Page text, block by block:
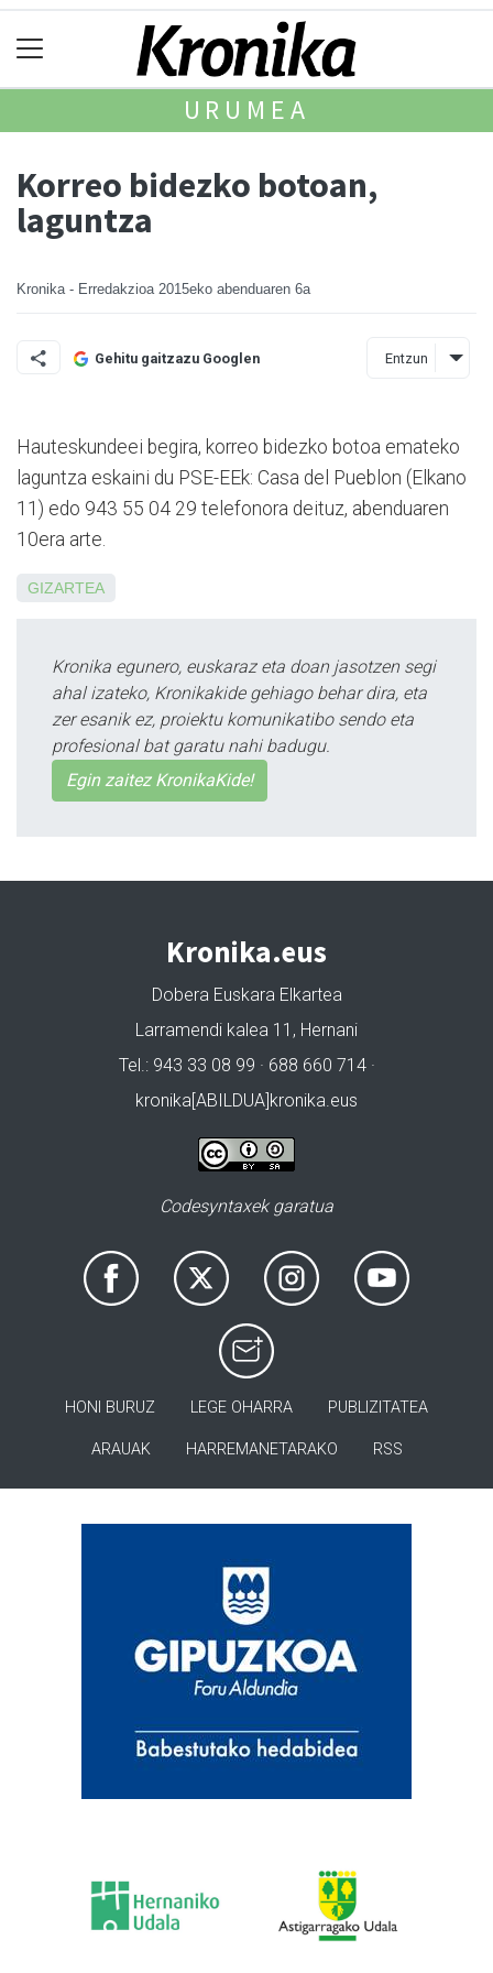
URUMEA
Korreo bidezko botoan,
laguntza
Kronika - Erredakzioa 2015eko abenduaren 6a
Gehitu gaitzazu Googlen Entzun
Hauteskundeei begira, korreo bidezko botoa emateko
lagun­tza eskaini du PSE-EEk: Casa del Pueblon (Elkano
11) edo 943 55 04 29 telefonora deituz, abenduaren
10era arte.
GIZARTEA
Kronika egunero, euskaraz eta doan jasotzen segi
ahal izateko, Kronikakide gehiago behar dira, eta
zer esanik ez, proiektu komunikatibo sendo eta
profesional bat garatu nahi badugu.
Egin zaitez KronikaKide!
Kronika.eus
Dobera Euskara Elkartea
Larramendi kalea 11, Hernani
Tel.: 943 33 08 99 · 688 660 714 ·
kronika[ABILDUA]kronika.eus
Codesyntaxek garatua
HONI BURUZ LEGE OHARRA PUBLIZITATEA
ARAUAK HARREMANETARAKO RSS